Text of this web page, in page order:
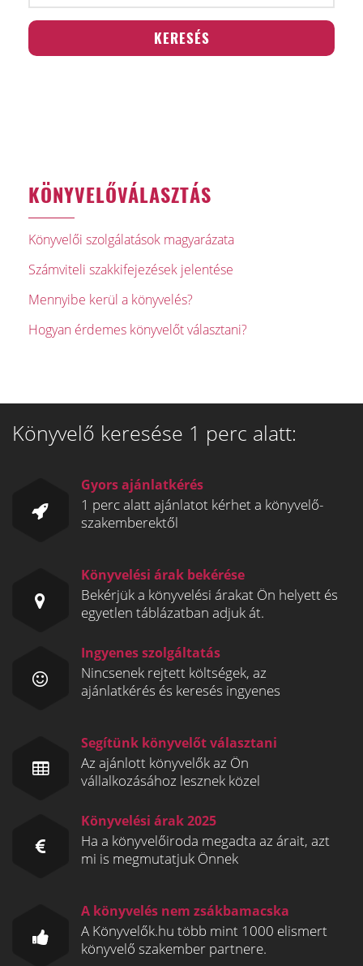
KÖNYVELŐVÁLASZTÁS
Könyvelői szolgálatások magyarázata
Számviteli szakkifejezések jelentése
Mennyibe kerül a könyvelés?
Hogyan érdemes könyvelőt választani?
Könyvelő keresése 1 perc alatt:
Gyors ajánlatkérés
1 perc alatt ajánlatot kérhet a könyvelő-
szakemberektől
Könyvelési árak bekérése
Bekérjük a könyvelési árakat Ön helyett és
egyetlen táblázatban adjuk át.
Ingyenes szolgáltatás
Nincsenek rejtett költségek, az
ajánlatkérés és keresés ingyenes
Segítünk könyvelőt választani
Az ajánlott könyvelők az Ön
vállalkozásához lesznek közel
Könyvelési árak 2025
Ha a könyvelőiroda megadta az árait, azt
mi is megmutatjuk Önnek
A könyvelés nem zsákbamacska
A Könyvelők.hu több mint 1000 elismert
könyvelő szakember partnere.